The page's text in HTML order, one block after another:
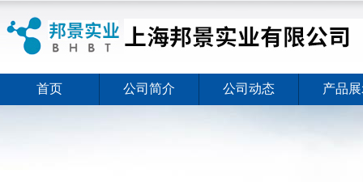
首页 公司简介 公司动态 产品